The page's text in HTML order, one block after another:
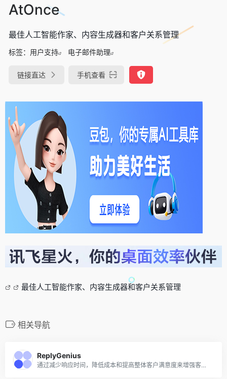
AtOnce
最佳人工智能作家、内容生成器和客户关系管理
标签： 用户支持 电子邮件助理
链接直达 手机查看
最佳人工智能作家、内容生成器和客户关系管理
相关导航
ReplyGenius
通过减少响应时间，降低成本和提高整体客户满意度来增强客户参与度。